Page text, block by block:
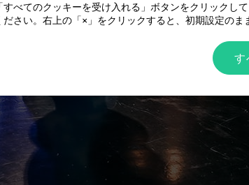
べてのクッキーを受け入れる」ボタンをクリックし
さい。右上の「×」をクリックすると、初期設定のま
す